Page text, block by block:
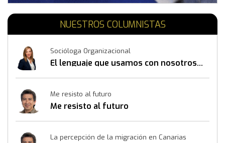
NUESTROS COLUMNISTAS
Socióloga Organizacional
El lenguaje que usamos con nosotros
Me resisto al futuro
Me resisto al futuro
La percepción de la migración en Canarias